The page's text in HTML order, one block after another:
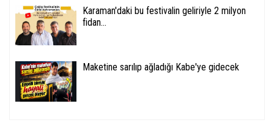
Karaman'daki bu festivalin geliriyle 2 milyon
fidan...
Maketine sarılıp ağladığı Kabe'ye gidecek